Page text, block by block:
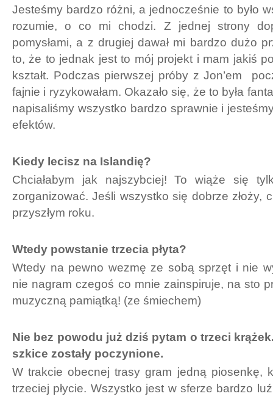
Jesteśmy bardzo różni, a jednocześnie to było
rozumie, o co mi chodzi. Z jednej strony
pomysłami, a z drugiej dawał mi bardzo dużo
to, że to jednak jest to mój projekt i mam jakiś
kształt. Podczas pierwszej próby z Jon’em
fajnie i ryzykowałam. Okazało się, że to była
napisaliśmy wszystko bardzo sprawnie i
efektów.
Kiedy lecisz na Islandię?
Chciałabym jak najszybciej! To wiąże się
zorganizować. Jeśli wszystko się dobrze złoży,
przyszłym roku.
Wtedy powstanie trzecia płyta?
Wtedy na pewno wezmę ze sobą sprzęt i nie
nie nagram czegoś co mnie zainspiruje, na sto
muzyczną pamiątką! (ze śmiechem)
Nie bez powodu już dziś pytam o trzeci
szkice zostały poczynione.
W trakcie obecnej trasy gram jedną piosenkę,
trzeciej płycie. Wszystko jest w sferze bardzo